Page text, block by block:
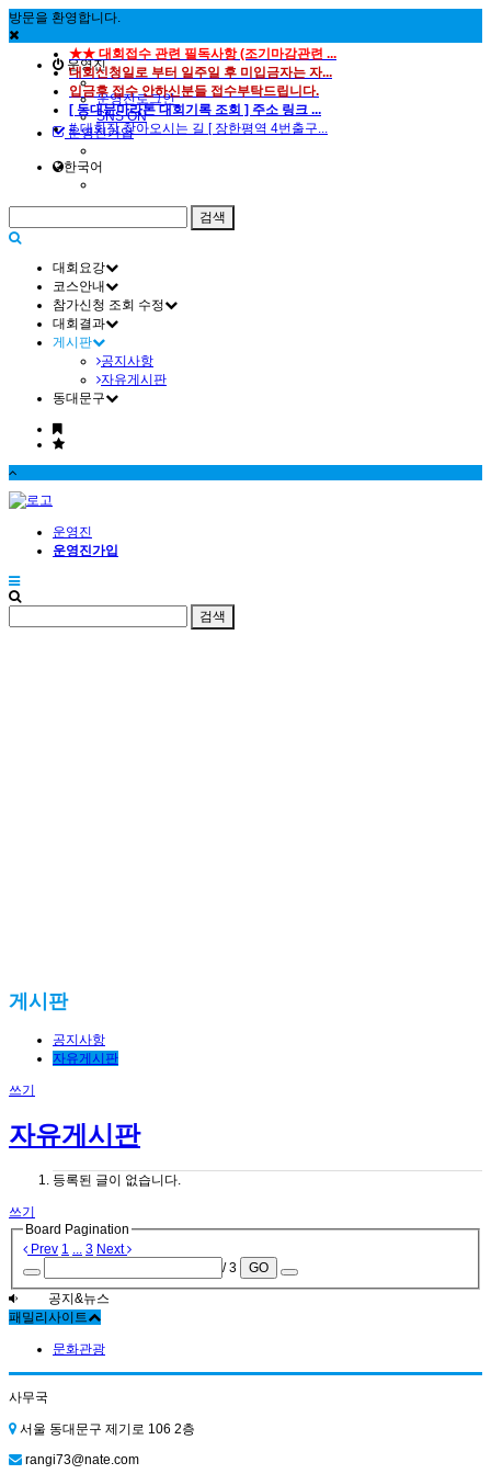
방문을 환영합니다.
운영진
운영진로그인
SNS ON
운영진가입
한국어
대회요강
코스안내
참가신청 조회 수정
대회결과
게시판
공지사항
자유게시판
동대문구
운영진
운영진가입
게시판
공지사항
자유게시판
쓰기
자유게시판
등록된 글이 없습니다.
쓰기
Board Pagination
Prev 1 ... 3 Next
/ 3
GO
공지&뉴스
★★ 대회접수 관련 필독사항 (조기마감관련 ...
대회신청일로 부터 일주일 후 미입금자는 자...
입금후 접수 안하신분들 접수부탁드립니다.
[ 동대문마라톤 대회기록 조회 ] 주소 링크 ...
# 대회장 찾아오시는 길 [ 장한평역 4번출구...
패밀리사이트
문화관광
사무국
서울 동대문구 제기로 106 2층
rangi73@nate.com